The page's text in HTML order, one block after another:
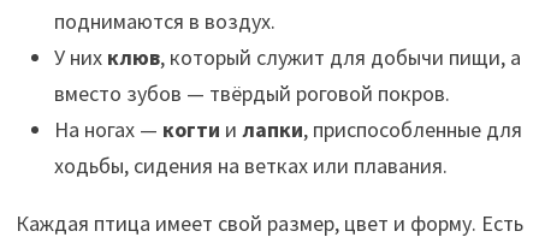
поднимаются в воздух.
У них клюв, который служит для добычи пищи, а
вместо зубов — твёрдый роговой покров.
На ногах — когти и лапки, приспособленные для
ходьбы, сидения на ветках или плавания.
Каждая птица имеет свой размер, цвет и форму. Есть